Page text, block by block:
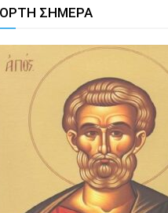
ΣΗΜΕΡΑ